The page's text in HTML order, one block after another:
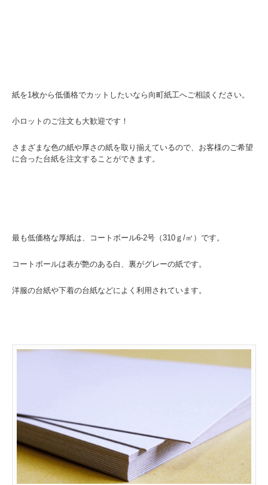
紙を1枚から低価格でカットしたいなら向町紙工へご相談ください。
小ロットのご注文も大歓迎です！
さまざまな色の紙や厚さの紙を取り揃えているので、お客様のご希望
に合った台紙を注文することができます。
最も低価格な厚紙は、コートボール6-2号（310ｇ/㎡）です。
コートボールは表が艶のある白、裏がグレーの紙です。
洋服の台紙や下着の台紙などによく利用されています。